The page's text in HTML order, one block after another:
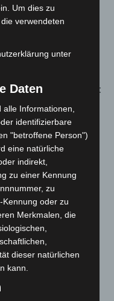
aus
entdeckt
Begegnung“ in
eingedämmt
21 neue
beim Roten
Um dies zu
verwendeten
unter
Daten
Informationen,
identifizierbare
"betroffene Person")
eine natürliche
indirekt,
zu einer Kennung
zu
oder zu
Merkmalen, die
dieser natürlichen
kann.